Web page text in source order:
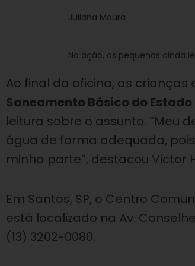
Juliana Moura
Na ação, os pequenos ainda
Ao final da oficina, as
Saneamento Básico do
leitura sobre o assunto. “Meu
água de forma adequada,
minha parte”, destacou Victor
Em Santos, SP, o Centro
está localizado na Av.
(13) 3202-0080.